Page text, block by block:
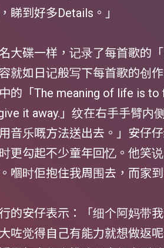
睇到好多Details。」
大碟一样，记录了每首歌的
就如日记般写下每首歌的创
的「The meaning of life is to
it away.」纹在右手手臂内
音乐嘅方法送出去。」安仔
更勾起不少童年回忆。他笑
嗰时佢抱住我周围去，而家到
的安仔表示：「细个阿妈带
咗觉得自己有能力就想做返